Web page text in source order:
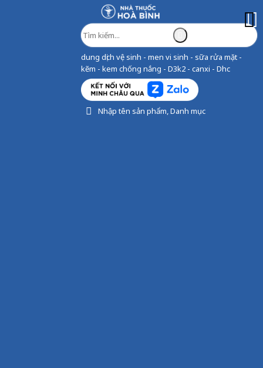
dung dịch vệ sinh - men vi sinh - sữa rửa mặt -
kẽm - kem chống nắng - D3k2 - canxi - Dhc
Nhập tên sản phẩm, Danh mục